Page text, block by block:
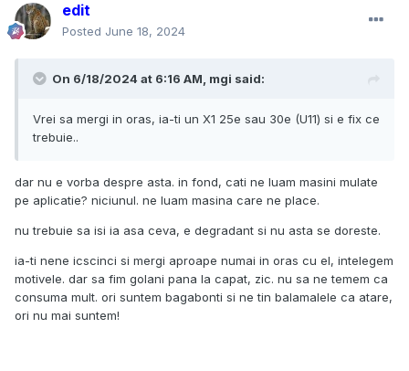
edit
Posted June 18, 2024
On 6/18/2024 at 6:16 AM, mgi said:
Vrei sa mergi in oras, ia-ti un X1 25e sau 30e (U11) si e fix ce
trebuie..
dar nu e vorba despre asta. in fond, cati ne luam masini mulate
pe aplicatie? niciunul. ne luam masina care ne place.
nu trebuie sa isi ia asa ceva, e degradant si nu asta se doreste.
ia-ti nene icscinci si mergi aproape numai in oras cu el, intelegem
motivele. dar sa fim golani pana la capat, zic. nu sa ne temem ca
consuma mult. ori suntem bagabonti si ne tin balamalele ca atare,
ori nu mai suntem!